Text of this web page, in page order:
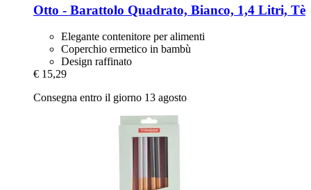
Otto -​ Barattolo Quadrato, Bianco, 1,4 Litri, Tè
Elegante contenitore per alimenti
Coperchio ermetico in bambù
Design raffinato
€ 15,29
Consegna entro il giorno 13 agosto